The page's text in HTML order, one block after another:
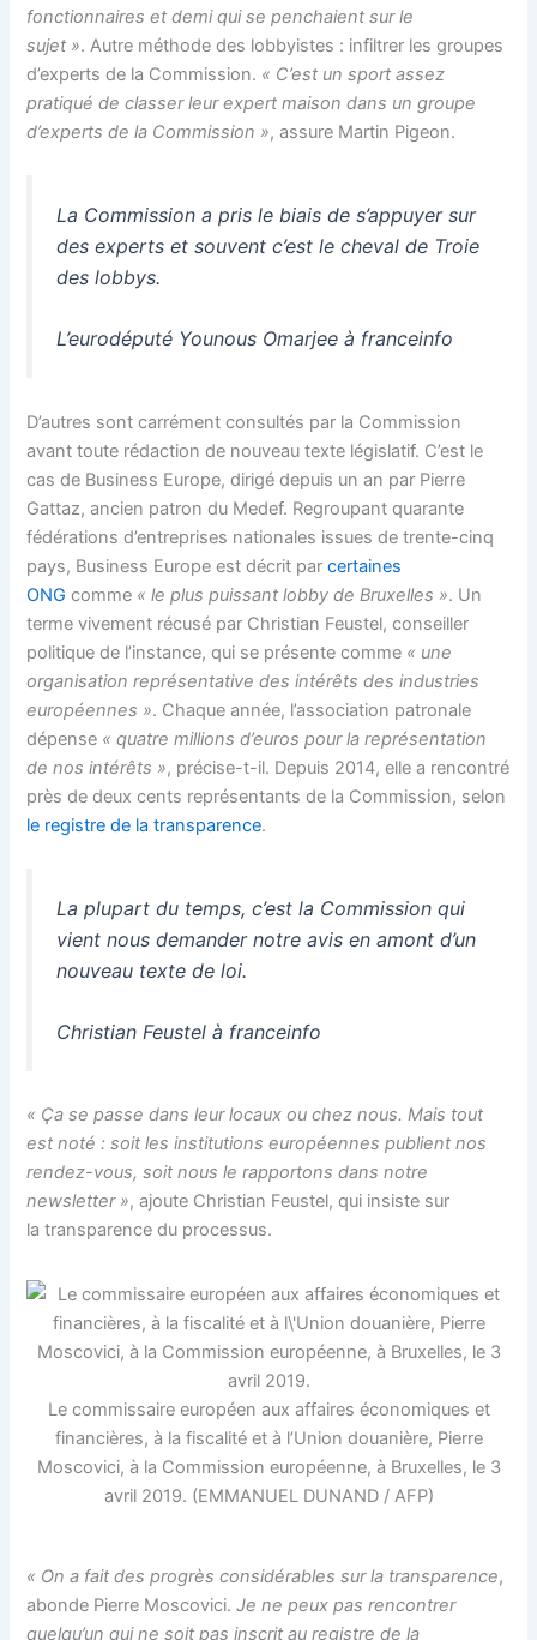
fonctionnaires et demi qui se penchaient sur le
sujet ». Autre méthode des lobbyistes : infiltrer les groupes
d’experts de la Commission. « C’est un sport assez
pratiqué de classer leur expert maison dans un groupe
d’experts de la Commission », assure Martin Pigeon.
La Commission a pris le biais de s’appuyer sur
des experts et souvent c’est le cheval de Troie
des lobbys.
L’eurodéputé Younous Omarjee à franceinfo
D’autres sont carrément consultés par la Commission
avant toute rédaction de nouveau texte législatif. C’est le
cas de Business Europe, dirigé depuis un an par Pierre
Gattaz, ancien patron du Medef. Regroupant quarante
fédérations d’entreprises nationales issues de trente-cinq
pays, Business Europe est décrit parcertaines
ONG comme « le plus puissant lobby de Bruxelles ». Un
terme vivement récusé par Christian Feustel, conseiller
politique de l’instance, qui se présente comme « une
organisation représentative des intérêts des industries
européennes ». Chaque année, l’association patronale
dépense « quatre millions d’euros pour la représentation
de nos intérêts », précise-t-il. Depuis 2014, elle a rencontré
près de deux cents représentants de la Commission, selon
le registre de la transparence.
La plupart du temps, c’est la Commission qui
vient nous demander notre avis en amont d’un
nouveau texte de loi.
Christian Feustel à franceinfo
« Ça se passe dans leur locaux ou chez nous. Mais tout
est noté : soit les institutions européennes publient nos
rendez-vous, soit nous le rapportons dans notre
newsletter », ajoute Christian Feustel, qui insiste sur
la transparence du processus.
Le commissaire européen aux affaires économiques et
financières, à la fiscalité et à l’Union douanière, Pierre
Moscovici, à la Commission européenne, à Bruxelles, le 3
avril 2019. (EMMANUEL DUNAND / AFP)
« On a fait des progrès considérables sur la transparence,
abonde Pierre Moscovici.Je ne peux pas rencontrer
quelqu’un qui ne soit pas inscrit au registre de la